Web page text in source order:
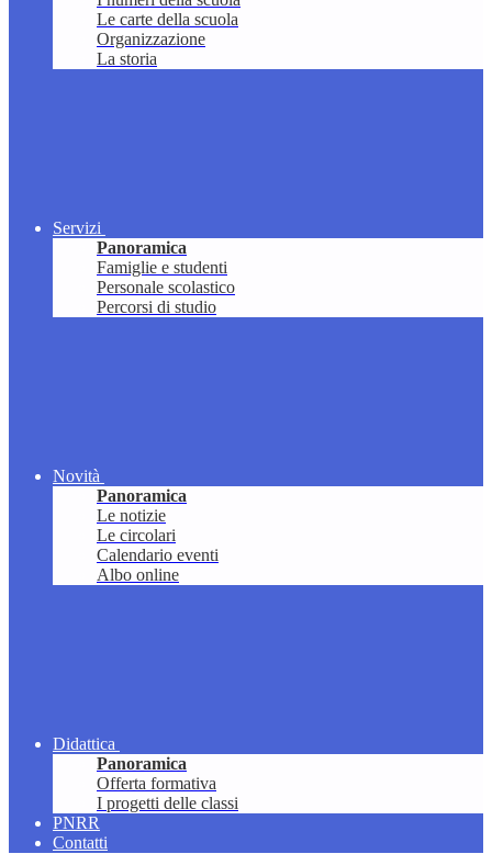
Le carte della scuola
Organizzazione
La storia
Servizi
Panoramica
Famiglie e studenti
Personale scolastico
Percorsi di studio
Novità
Panoramica
Le notizie
Le circolari
Calendario eventi
Albo online
Didattica
Panoramica
Offerta formativa
I progetti delle classi
PNRR
Contatti